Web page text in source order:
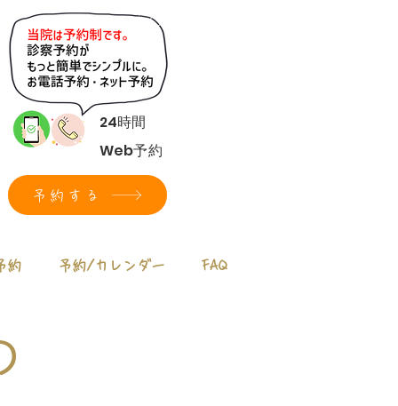
24時間
Web予約
予約する
約 予約/カレンダー FAQ